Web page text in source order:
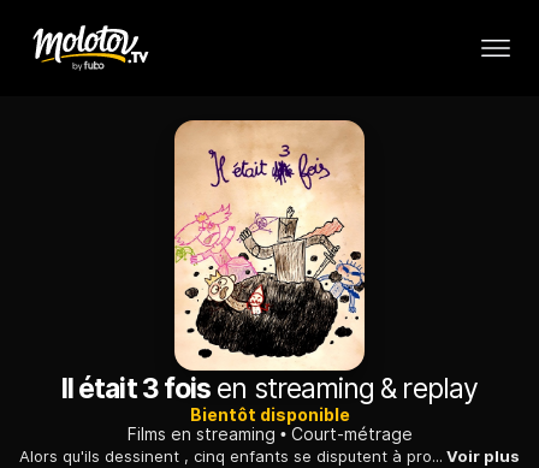
Il était 3 fois en streaming & replay
Bientôt disponible
Films en streaming
Court-métrage
Alors qu'ils dessinent , cinq enfants se disputent à propos de la création du premier homme sur Terre. Chacun avance une explication religieuse différente. Voir plus